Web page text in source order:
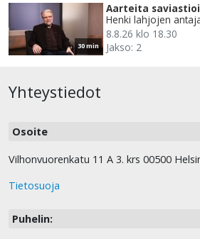
30 min
Aarteita
Henki lahjojen
8.8.26 klo 18.30
Jakso: 2
Yhteystiedot
Osoite
Vilhonvuorenkatu 11 A 3. krs 00500
Tietosuoja
Puhelin: